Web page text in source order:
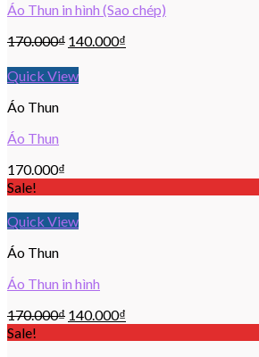
Áo Thun in hình (Sao chép)
170.000₫ 140.000₫
Quick View
Áo Thun
Áo Thun
170.000₫
Sale!
Quick View
Áo Thun
Áo Thun in hình
170.000₫ 140.000₫
Sale!